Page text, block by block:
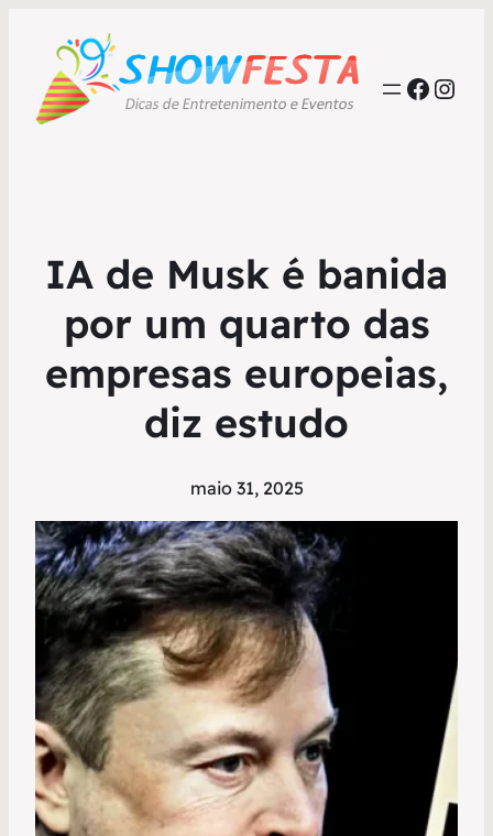
IA de Musk é banida
por um quarto das
empresas europeias,
diz estudo
maio 31, 2025